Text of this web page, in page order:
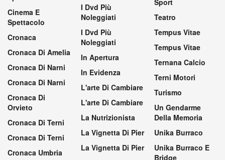
Cinema E
Spettacolo
Cronaca
Cronaca Di Amelia
Cronaca Di Narni
Cronaca Di Narni
Cronaca Di
Orvieto
Cronaca Di Terni
Cronaca Di Terni
Cronaca Umbria
I Dvd Più
Noleggiati
I Dvd Più
Noleggiati
In Apertura
In Evidenza
L'arte Di Cambiare
L'arte Di Cambiare
La Nutrizionista
La Vignetta Di Pier
La Vignetta Di Pier
Sport
Teatro
Tempus Vitae
Tempus Vitae
Ternana Calcio
Terni Motori
Turismo
Un Gendarme
Della Memoria
Unika Burraco
Unika Burraco E
Bridge